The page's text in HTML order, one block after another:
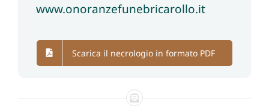
www.onoranzefunebricarollo.it
Scarica il necrologio in formato PDF